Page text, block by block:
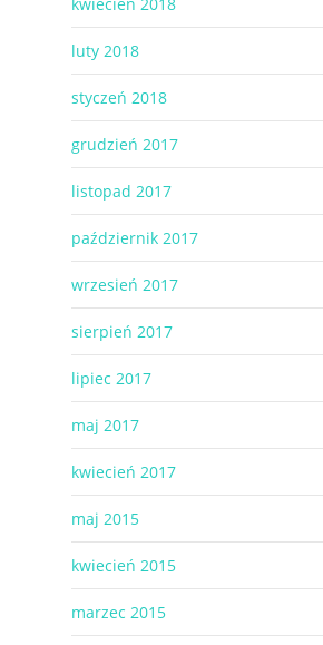
kwiecień 2018
luty 2018
styczeń 2018
grudzień 2017
listopad 2017
październik 2017
wrzesień 2017
sierpień 2017
lipiec 2017
maj 2017
kwiecień 2017
maj 2015
kwiecień 2015
marzec 2015